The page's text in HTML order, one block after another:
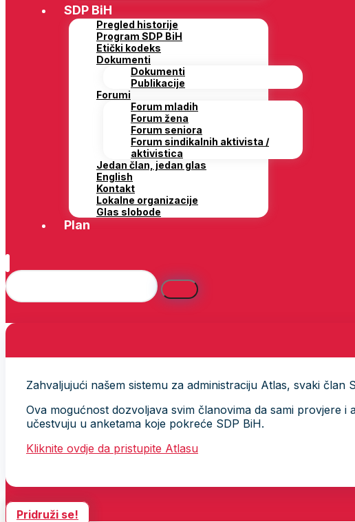
SDP BiH
Pregled historije
Program SDP BiH
Etički kodeks
Dokumenti
Dokumenti
Publikacije
Forumi
Forum mladih
Forum žena
Forum seniora
Forum sindikalnih aktivista /
aktivistica
Jedan član, jedan glas
English
Kontakt
Lokalne organizacije
Glas slobode
Plan
Zahvaljujući našem sistemu za administraciju Atlas, svaki član
Ova mogućnost dozvoljava svim članovima da sami provjere
učestvuju u anketama koje pokreće SDP BiH.
Kliknite ovdje da pristupite Atlasu
Pridruži se!